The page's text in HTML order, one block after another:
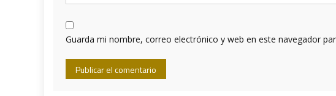
Guarda mi nombre, correo electrónico y web en este navegador